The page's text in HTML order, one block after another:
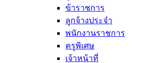
ข้าราชการ
ลูกจ้างประจำ
พนักงานราชการ
ครูพิเศษ
เจ้าหน้าที่